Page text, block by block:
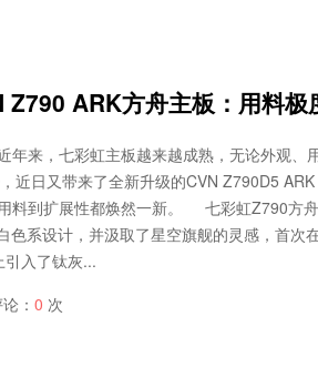
Z790 ARK方舟主板：用料极
来，七彩虹主板越来越成熟，无论外观、
近日又带来了全新升级的CVN Z790D5 ARK
料到扩展性都焕然一新。 七彩虹Z790方
色系设计，并汲取了星空旗舰的灵感，首次
入了钛灰...
： 0 次